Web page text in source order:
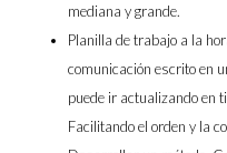
mediana y grande.
Planilla de trabajo a la
comunicación escrito en
puede ir actualizando en
Facilitando el orden y la